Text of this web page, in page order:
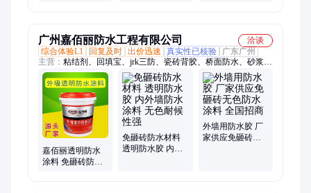
广州嘉佰丽防水工程有限公司
洽谈
综合体验L1
回复及时 出价迅速 真实性已核验
广东广州
主营： 粘结剂、回填宝、jrk三防、瓷砖背胶、桥面防水、砂浆
胶、桥面防水层、屋面防水涂料、防水剂、FYT-1桥面防水涂
料、背涂胶、瓷砖胶、防水材料、溶剂型桥面防水涂料、反应型
桥面防水涂料、隔热防水、隔热漆、专用回填、桥面铺装、水性
涂料、桥面定制
嘉佰丽透明防水
涂料 免砸砖防水
免砸砖防水材料
透明防水胶 内外
外墙用防水胶 厂
家供应免砸砖无